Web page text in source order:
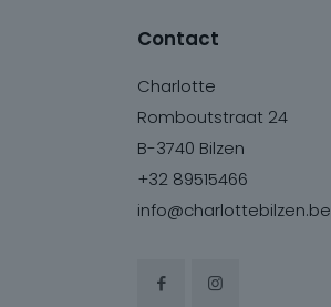
Contact
Charlotte
Romboutstraat 24
B-3740 Bilzen
+32 89515466
info@charlottebilzen.be